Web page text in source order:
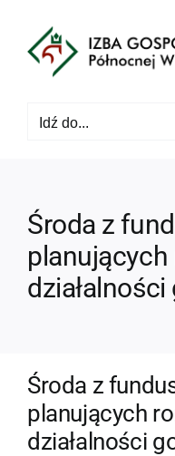
zawartości
Idź do...
Środa z
Środa z
planujących
działalności